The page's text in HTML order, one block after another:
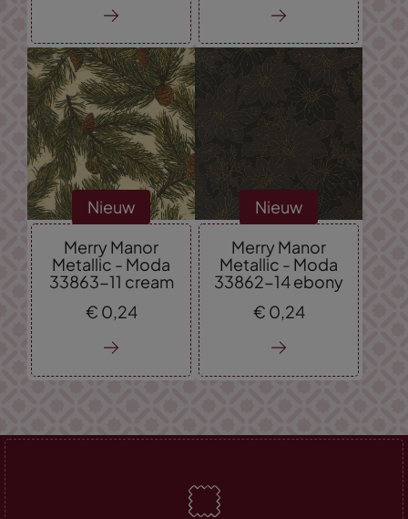
Nieuw
Merry Manor
Metallic - Moda
33863-11 cream
€ 0, 24
Nieuw
Merry Manor
Metallic - Moda
33862-14 ebony
€ 0, 24